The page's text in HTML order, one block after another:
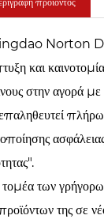
Norton Door
και
στην αγορά με
επαληθευτεί
τομέα των
της σε